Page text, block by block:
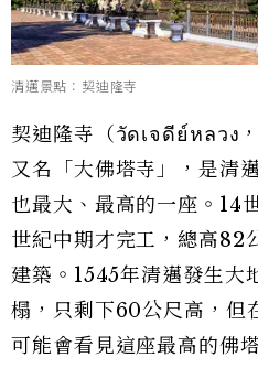
清邁景點：契迪隆寺
契迪隆寺（วัดเจดีย์หลวง
又名「大佛塔寺」，是清
也最大、最高的一座。14
世紀中期才完工，總高82
建築。1545年清邁發生大
榻，只剩下60公尺高，但
可能會看見這座最高的佛